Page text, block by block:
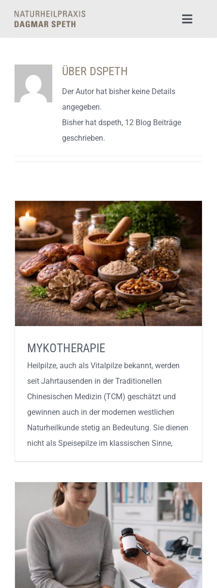
Inhalt
Toggle
Impressum und Datenschutz
ÜBER DSPETH
Der Autor hat bisher keine Details
angegeben.
Bisher hat dspeth, 12 Blog Beiträge
geschrieben.
MYKOTHERAPIE
Heilpilze, auch als Vitalpilze bekannt, werden
seit Jahrtausenden in der Traditionellen
Chinesischen Medizin (TCM) geschätzt und
gewinnen auch in der modernen westlichen
Naturheilkunde stetig an Bedeutung. Sie dienen
nicht als Speisepilze im klassischen Sinne,